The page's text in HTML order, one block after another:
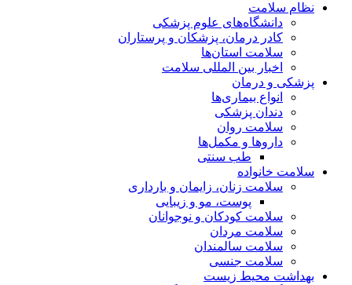
نظام سلامت
دانشگاه‌های علوم پزشکی
کادر درمان، پزشکان و پرستاران
سلامت استان‌ها
اخبار بین المللی سلامت
پزشکی و درمان
انواع بیماری‌ها
دندان پزشکی
سلامت روان
داروها و مکمل‌ها
طب سنتی
سلامت خانواده
سلامت زنان، زایمان و بارداری
پوست، مو و زیبایی
سلامت کودکان و نوجوانان
سلامت مردان
سلامت سالمندان
سلامت جنسی
بهداشت محیط زیست